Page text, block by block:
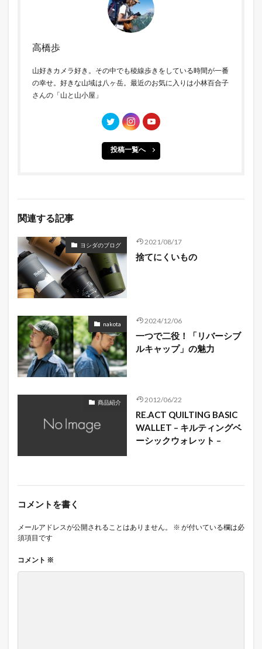
高橋歩
山好きカメラ好き。その中でも稜線歩きをしている時間が一番
の幸せ。好きな山域は八ヶ岳。最近のお気に入りは小林百合子
さんの「山と山小屋」
投稿一覧へ
関連する記事
ヨシダのブログ 2021/08/17
捨てにくいもの
nakota 2024/12/06
一つで二役！「リバーシブ
ルキャップ」の魅力
商品紹介 2012/06/22
RE.ACT QUILTING BASIC
WALLET – キルティングベ
ーシックウォレット –
コメントを書く
メールアドレスが公開されることはありません。 ※ が付いている欄は必
須項目です
コメント ※